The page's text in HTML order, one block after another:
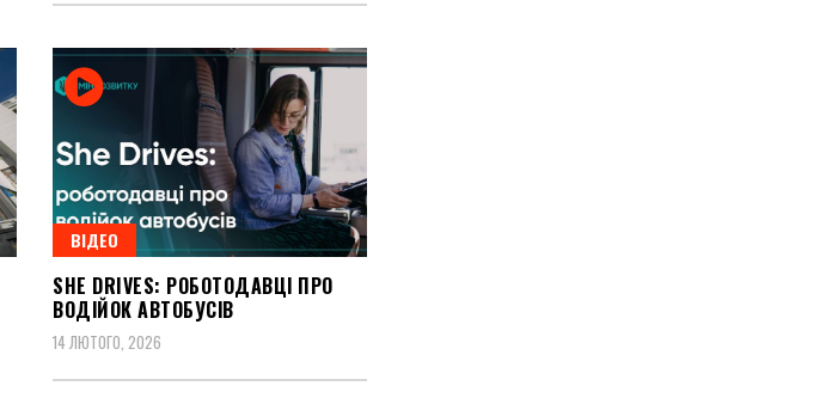
ВІДЕО
SHE DRIVES: РОБОТОДАВЦІ ПРО
ВОДІЙОК АВТОБУСІВ
14 ЛЮТОГО, 2026